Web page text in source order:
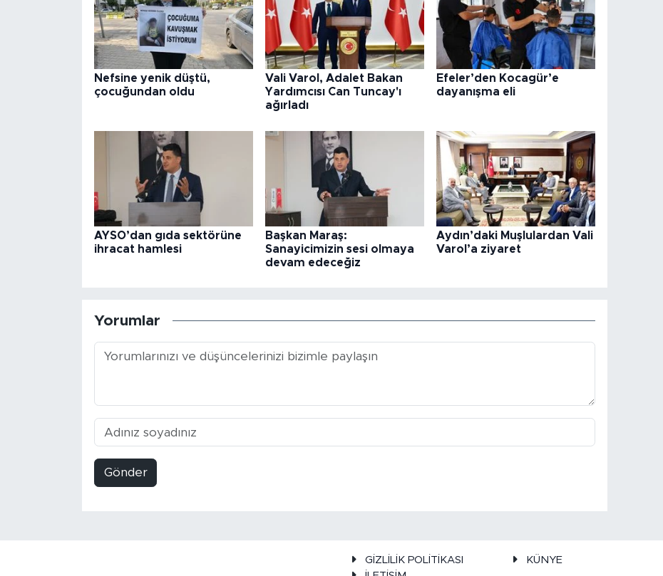
Nefsine yenik düştü,
çocuğundan oldu
Vali Varol, Adalet Bakan
Yardımcısı Can Tuncay'ı
ağırladı
Efeler’den Kocagür’e
dayanışma eli
AYSO’dan gıda sektörüne
ihracat hamlesi
Başkan Maraş:
Sanayicimizin sesi olmaya
devam edeceğiz
Aydın’daki Muşlulardan Vali
Varol’a ziyaret
Yorumlar
Gönder
GİZLİLİK POLİTİKASI
KÜNYE